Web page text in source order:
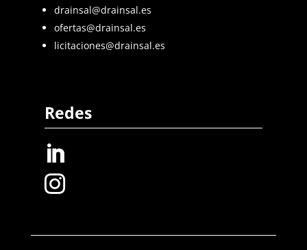
drainsal@drainsal.es
ofertas@drainsal.es
licitaciones@drainsal.es
Redes

